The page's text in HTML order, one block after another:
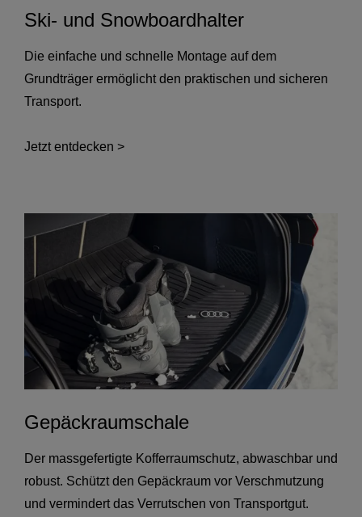
Ski- und Snowboardhalter
Die einfache und schnelle Montage auf dem
Grundträger ermöglicht den praktischen und sicheren
Transport.
Jetzt entdecken >
Gepäckraumschale
Der massgefertigte Kofferraumschutz, abwaschbar und
robust. Schützt den Gepäckraum vor Verschmutzung
und vermindert das Verrutschen von Transportgut.